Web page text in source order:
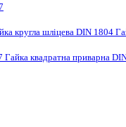
кругла шліцева DIN 1804
Гайка квадратна приварна